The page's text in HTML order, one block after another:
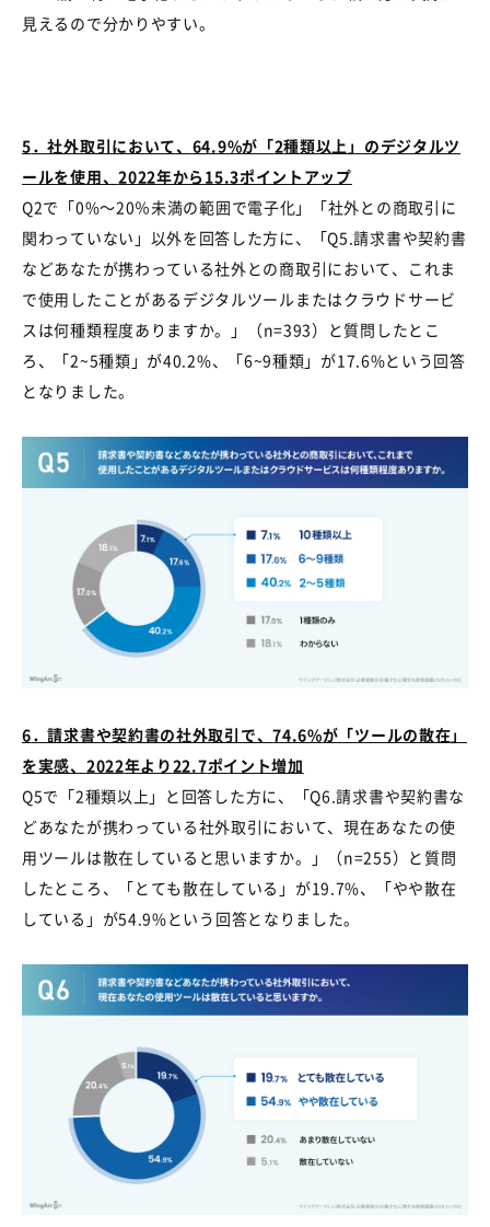
見えるので分かりやすい。
5．社外取引において、 64.9%が「2種類以上」のデジタルツ
ールを使用、2022年から15.3ポイントアップ
Q2で「0%～20％未満の範囲で電子化」「社外との商取引に
関わっていない」以外を回答した方に、「Q5.請求書や契約書
などあなたが携わっている社外との商取引において、これま
で使用したことがあるデジタルツールまたはクラウドサービ
スは何種類程度ありますか。」（n=393）と質問したとこ
ろ、「2~5種類」が40.2%、「6~9種類」が17.6%という回答
となりました。
6．請求書や契約書の社外取引で、74.6%が「ツールの散在」
を実感、 2022年より22.7ポイント増加
Q5で「2種類以上」と回答した方に、「Q6.請求書や契約書な
どあなたが携わっている社外取引において、現在あなたの使
用ツールは散在していると思いますか。」（n=255）と質問
したところ、「とても散在している」が19.7%、「やや散在
している」が54.9%という回答となりました。